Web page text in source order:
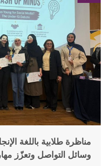
مناظرة طلابية باللغة
وسائل التواصل وتعزّز